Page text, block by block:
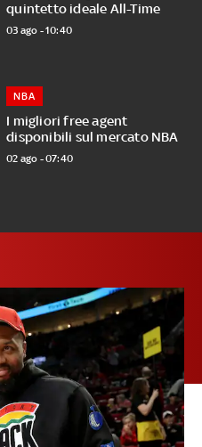
quintetto ideale All-Time
03 ago - 10:40
I migliori free agent
disponibili sul mercato NBA
NBA
02 ago - 07:40